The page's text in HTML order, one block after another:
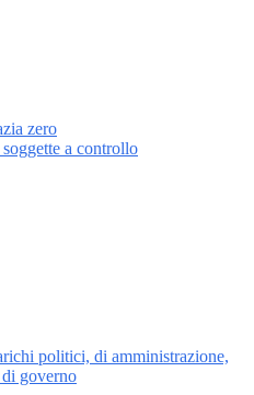
zero
a controllo
politici, di amministrazione,
governo